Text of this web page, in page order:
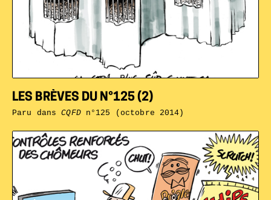
LES BRÈVES DU N°125 (2)
Paru dansCQFDn°125 (octobre 2014)